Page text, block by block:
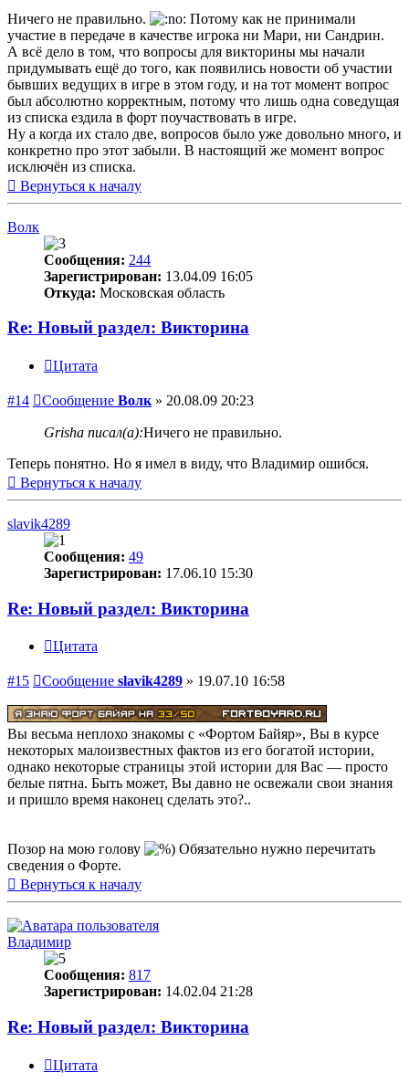
Ничего не правильно.
Потому как не принимали
участие в передаче в качестве игрока ни Мари, ни Сандрин.
А всё дело в том, что вопросы для викторины мы начали
придумывать ещё до того, как появились новости об участии
бывших ведущих в игре в этом году, и на тот момент вопрос
был абсолютно корректным, потому что лишь одна соведущая
из списка ездила в форт поучаствовать в игре.
Ну а когда их стало две, вопросов было уже довольно много, и
конкретно про этот забыли. В настоящий же момент вопрос
исключён из списка.
Вернуться к началу
Волк
Сообщения: 244
Зарегистрирован: 13.04.09 16:05
Откуда: Московская область
Re: Новый раздел: Викторина
Цитата
#14 Сообщение Волк » 20.08.09 20:23
Grisha писал(а):Ничего не правильно.
Теперь понятно. Но я имел в виду, что Владимир ошибся.
Вернуться к началу
slavik4289
Сообщения: 49
Зарегистрирован: 17.06.10 15:30
Re: Новый раздел: Викторина
Цитата
#15 Сообщение slavik4289 » 19.07.10 16:58
Вы весьма неплохо знакомы с «Фортом Байяр», Вы в курсе
некоторых малоизвестных фактов из его богатой истории,
однако некоторые страницы этой истории для Вас — просто
белые пятна. Быть может, Вы давно не освежали свои знания
и пришло время наконец сделать это?..
Позор на мою голову
Обязательно нужно перечитать
сведения о Форте.
Вернуться к началу
Владимир
Сообщения: 817
Зарегистрирован: 14.02.04 21:28
Re: Новый раздел: Викторина
Цитата